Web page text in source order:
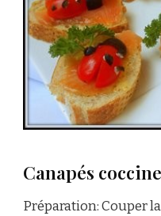
Canapés
Préparation: Couper